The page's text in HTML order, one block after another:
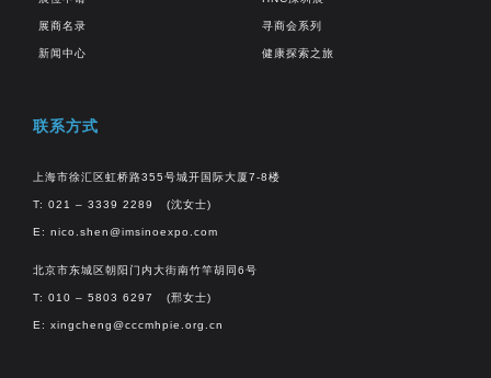
展商名录
新闻中心
寻商会系列
健康探索之旅
联系方式
上海市徐汇区虹桥路355号城开国际大厦7-8楼
T: 021 – 3339 2289 (沈女士)
E: nico.shen@imsinoexpo.com
北京市东城区朝阳门内大街南竹竿胡同6号
T: 010 – 5803 6297 (邢女士)
E: xingcheng@cccmhpie.org.cn